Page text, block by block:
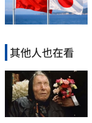
其他人也在看